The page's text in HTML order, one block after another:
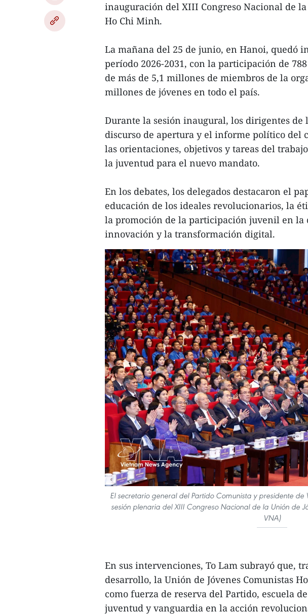
inauguración del XIII Congreso Nacional de
Ho Chi Minh.
La mañana del 25 de junio, en Hanoi, quedó
período 2026-2031, con la participación de
de más de 5,1 millones de miembros de la
millones de jóvenes en todo el país.
Durante la sesión inaugural, los dirigentes
discurso de apertura y el informe político del
las orientaciones, objetivos y tareas del
la juventud para el nuevo mandato.
En los debates, los delegados destacaron el
educación de los ideales revolucionarios, la
la promoción de la participación juvenil en la
innovación y la transformación digital.
El secretario general del Partido Comunista y presidente
sesión plenaria del XIII Congreso Nacional de la Unión de
VNA)
En sus intervenciones, To Lam subrayó que,
desarrollo, la Unión de Jóvenes Comunistas
como fuerza de reserva del Partido, escuela
juventud y vanguardia en la acción